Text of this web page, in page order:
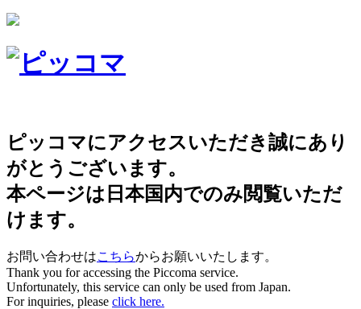
ピッコマにアクセスいただき誠にあり
がとうございます。
本ページは日本国内でのみ閲覧いただ
けます。
お問い合わせはこちらからお願いいたします。
Thank you for accessing the Piccoma service.
Unfortunately, this service can only be used from Japan.
For inquiries, please click here.